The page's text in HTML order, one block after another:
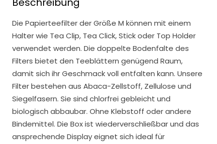
Die Papierteefilter der Größe M können mit einem
Halter wie Tea Clip, Tea Click, Stick oder Top Holder
verwendet werden. Die doppelte Bodenfalte des
Filters bietet den Teeblättern genügend Raum,
damit sich ihr Geschmack voll entfalten kann. Unsere
Filter bestehen aus Abaca-Zellstoff, Zellulose und
Siegelfasern. Sie sind chlorfrei gebleicht und
biologisch abbaubar. Ohne Klebstoff oder andere
Bindemittel. Die Box ist wiederverschließbar und das
ansprechende Display eignet sich ideal für